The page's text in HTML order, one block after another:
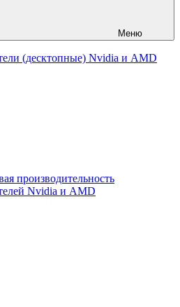
Меню
(десктопные) Nvidia и AMD
производительность
Nvidia и AMD